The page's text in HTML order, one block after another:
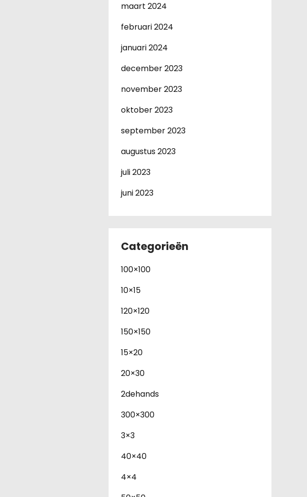
maart 2024
februari 2024
januari 2024
december 2023
november 2023
oktober 2023
september 2023
augustus 2023
juli 2023
juni 2023
Categorieën
100×100
10×15
120×120
150×150
15×20
20×30
2dehands
300×300
3×3
40×40
4×4